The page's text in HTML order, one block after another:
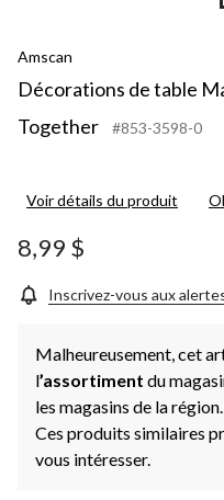
Amscan
Décorations de table
Together
#853-3598-0
Voir détails du produit
8,99 $
Inscrivez-vous aux
Malheureusement, cet
l’assortiment du
les magasins de la région.
Ces produits similaires
vous intéresser.